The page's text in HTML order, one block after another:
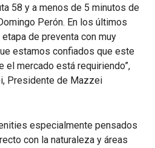
58 y a menos de 5 minutos de
Perón. En los últimos
de preventa con muy
estamos confiados que este
mercado está requiriendo”,
Presidente de Mazzei
especialmente pensados
con la naturaleza y áreas